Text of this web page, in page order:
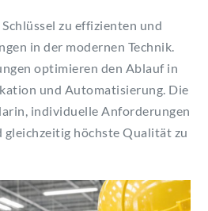
zu effizienten und
in der modernen Technik.
optimieren den Ablauf in
und Automatisierung. Die
individuelle Anforderungen
gleichzeitig höchste Qualität zu